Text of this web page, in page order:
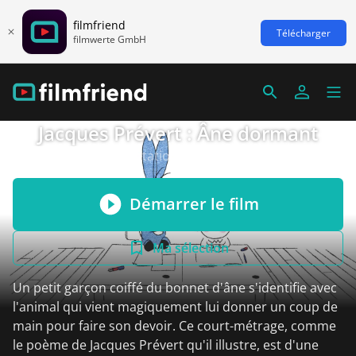
filmfriend
filmwerte GmbH Télécharger
Jacques Prévert : Âne dormant
Animation/Adaptation littéraire, France 2014
Démarrer le film
Ma sélection
Un petit garçon coiffé du bonnet d'âne s'identifie avec
l'animal qui vient magiquement lui donner un coup de
main pour faire son devoir. Ce court-métrage, comme
le poème de Jacques Prévert qu'il illustre, est d'une